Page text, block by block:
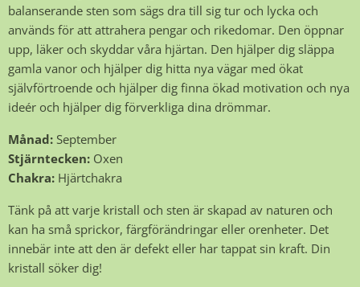
balanserande sten som sägs dra till sig tur och lycka och
används för att attrahera pengar och rikedomar. Den öppnar
upp, läker och skyddar våra hjärtan. Den hjälper dig släppa
gamla vanor och hjälper dig hitta nya vägar med ökat
självförtroende och hjälper dig finna ökad motivation och nya
ideér och hjälper dig förverkliga dina drömmar.
Månad: September
Stjärntecken: Oxen
Chakra: Hjärtchakra
Tänk på att varje kristall och sten är skapad av naturen och
kan ha små sprickor, färgförändringar eller orenheter. Det
innebär inte att den är defekt eller har tappat sin kraft. Din
kristall söker dig!